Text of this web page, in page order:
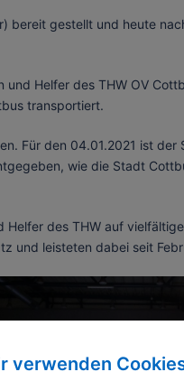
bereit gestellt und heute
Helfer des THW OV
transportiert.
Für den 04.01.2021 ist
wie die Stadt
des THW auf
und leisteten dabei seit
verwenden